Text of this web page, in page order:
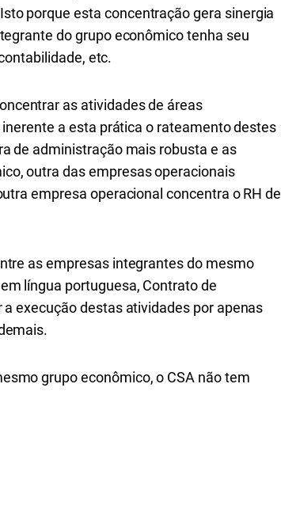
porque esta concentração gera sinergia
do grupo econômico tenha seu
etc.
as atividades de áreas
a esta prática o rateamento destes
de administração mais robusta e as
outra das empresas operacionais
empresa operacional concentra o RH de
as empresas integrantes do mesmo
língua portuguesa, Contrato de
execução destas atividades por apenas
grupo econômico, o CSA não tem